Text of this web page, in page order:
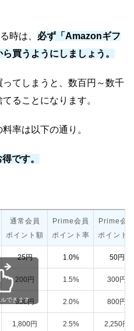
時は、 必ず「Amazonギフ
買うようにしましょう。
てしまうと、数百円～数千
ることになります。
率は以下の通り。
です。
通常会員
ポイント額
Prime会員
ポイント率
Prime会
ポイント
25円 1.0% 50円
200円 1.5% 300円
600円 2.0% 800円
1,800円 2.5% 2,250円